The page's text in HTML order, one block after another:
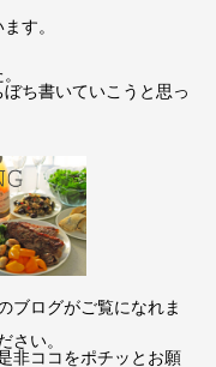
す。
ち書いていこうと思っ
ブログがご覧になれま
い。
非ココをポチッとお願